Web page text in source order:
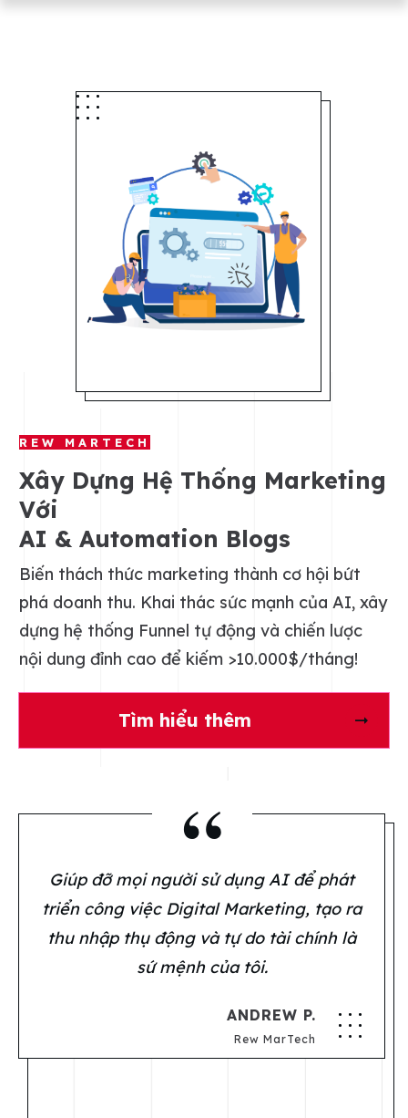
REW MARTECH
Xây Dựng Hệ Thống Marketing
Với
AI & Automation Blogs
Biến thách thức marketing thành cơ hội bứt
phá doanh thu. Khai thác sức mạnh của AI, xây
dựng hệ thống Funnel tự động và chiến lược
nội dung đỉnh cao để kiếm >10.000$/tháng!
Tìm hiểu thêm
“
Giúp đỡ mọi người sử dụng AI để phát
triển công việc Digital Marketing, tạo ra
thu nhập thụ động và tự do tài chính là
sứ mệnh của tôi.
ANDREW P.
Rew MarTech